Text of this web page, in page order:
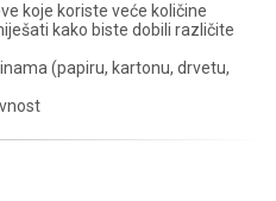
koje koriste veće količine
kako biste dobili različite
(papiru, kartonu, drvetu,